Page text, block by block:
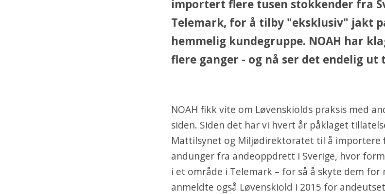
importert flere tusen stokkender fra
Telemark, for å tilby "eksklusiv" jakt
hemmelig kundegruppe. NOAH har
flere ganger - og nå ser det endelig
NOAH fikk vite om Løvenskiolds praksis med
siden. Siden det har vi hvert år påklaget
Mattilsynet og Miljødirektoratet til å importere
andunger fra andeoppdrett i Sverige, hvor
i et område i Telemark – for så å skyte dem for
anmeldte også Løvenskiold i 2015 for